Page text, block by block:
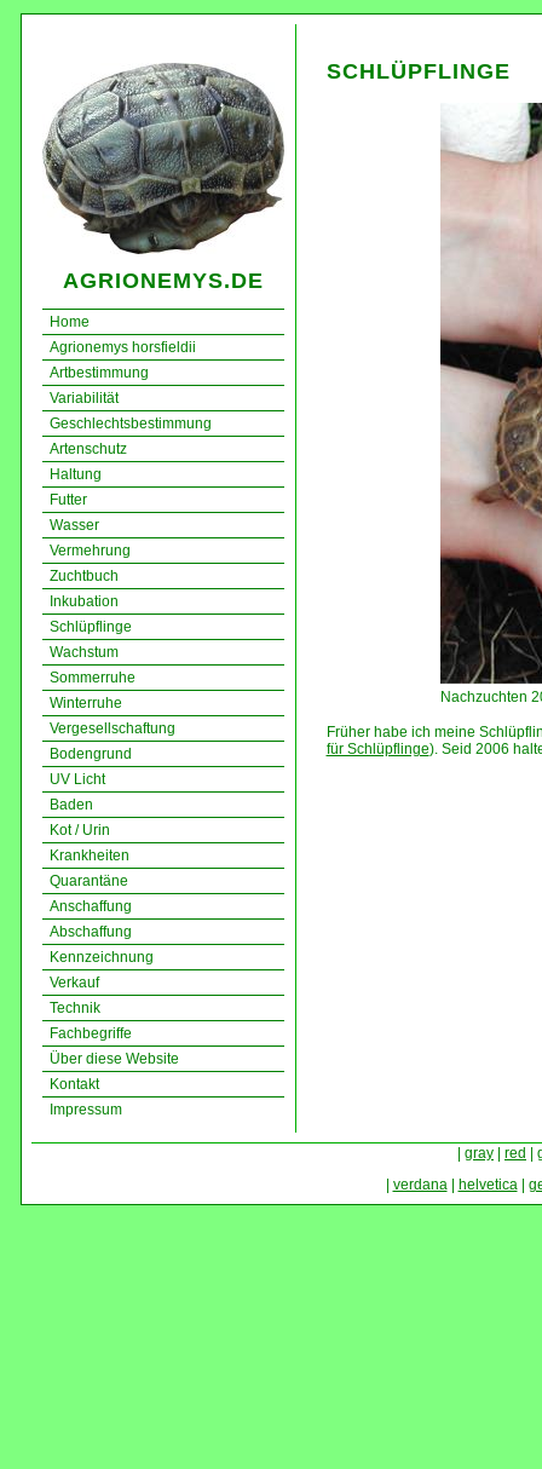
AGRIONEMYS.DE
Home
Agrionemys horsfieldii
Artbestimmung
Variabilität
Geschlechtsbestimmung
Artenschutz
Haltung
Futter
Wasser
Vermehrung
Zuchtbuch
Inkubation
Schlüpflinge
Wachstum
Sommerruhe
Winterruhe
Vergesellschaftung
Bodengrund
UV Licht
Baden
Kot / Urin
Krankheiten
Quarantäne
Anschaffung
Abschaffung
Kennzeichnung
Verkauf
Technik
Fachbegriffe
Über diese Website
Kontakt
Impressum
SCHLÜPFLINGE
Nachzuchten
Früher habe ich meine
für Schlüpflinge). Seid 2006
gray red
verdana| helvetica|